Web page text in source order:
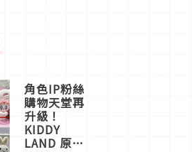
角色IP粉絲
購物天堂再
升級！
KIDDY
LAND 原宿